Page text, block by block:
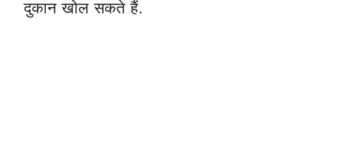
दुकान खोल सकते हैं.